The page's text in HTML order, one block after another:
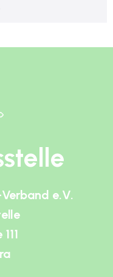
e.V.